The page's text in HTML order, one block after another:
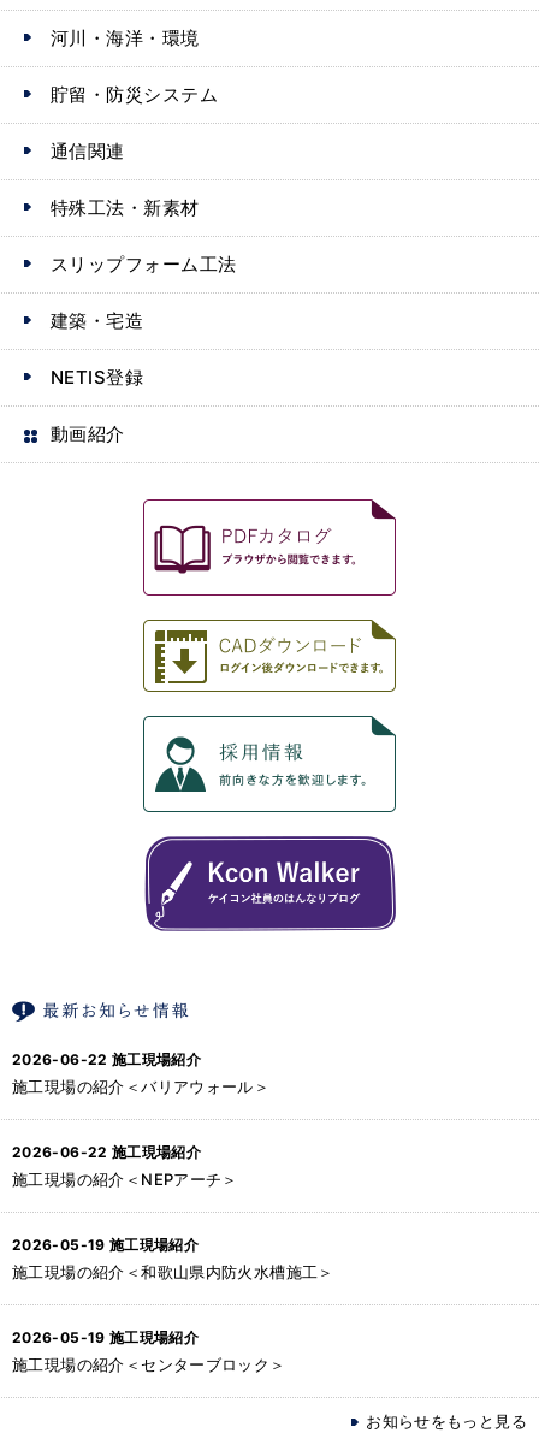
河川・海洋・環境
貯留・防災システム
通信関連
特殊工法・新素材
スリップフォーム工法
建築・宅造
NETIS登録
動画紹介
2026-06-22 施工現場紹介
施工現場の紹介＜バリアウォール＞
2026-06-22 施工現場紹介
施工現場の紹介＜NEPアーチ＞
2026-05-19 施工現場紹介
施工現場の紹介＜和歌山県内防火水槽施工＞
2026-05-19 施工現場紹介
施工現場の紹介＜センターブロック＞
お知らせをもっと見る